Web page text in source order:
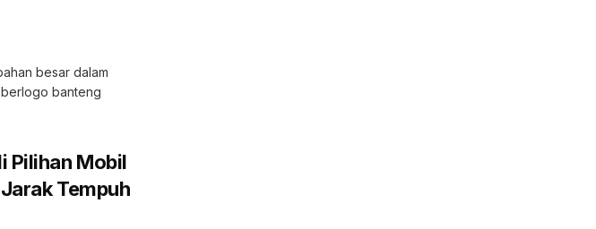
besar dalam
banteng
Pilihan Mobil
Tempuh